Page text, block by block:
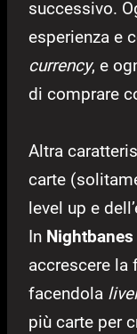
successivo.
esperienza e
currency, e
di comprare
Altra
carte
level up e
In Nightbanes
accrescere la
facendola
più carte per